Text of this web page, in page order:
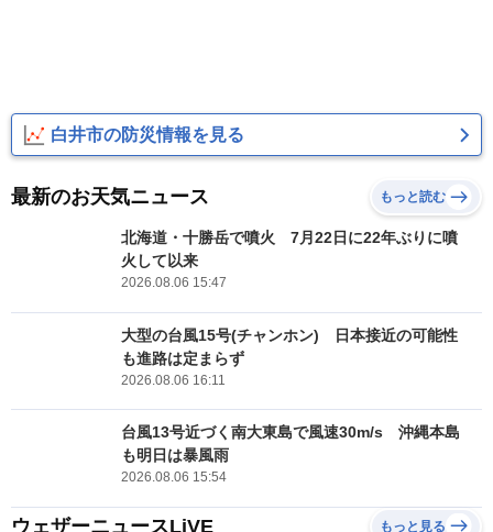
白井市の防災情報を見る
最新のお天気ニュース もっと読む
北海道・十勝岳で噴火 7月22日に22年ぶりに噴
火して以来
2026.08.06 15:47
大型の台風15号(チャンホン) 日本接近の可能性
も進路は定まらず
2026.08.06 16:11
台風13号近づく南大東島で風速30m/s 沖縄本島
も明日は暴風雨
2026.08.06 15:54
ウェザーニュースLiVE もっと見る